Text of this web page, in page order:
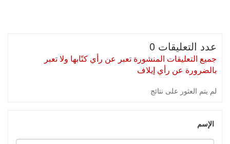
عدد التعليقات 0
جميع التعليقات المنشورة تعبر عن رأي كتّابها ولا تعبر
بالضرورة عن رأي إيلاف
لم يتم العثور على نتائج
الإسم